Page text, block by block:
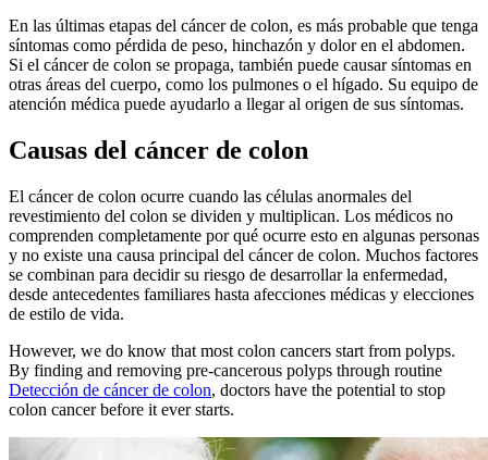
En las últimas etapas del cáncer de colon, es más probable que tenga
síntomas como pérdida de peso, hinchazón y dolor en el abdomen.
Si el cáncer de colon se propaga, también puede causar síntomas en
otras áreas del cuerpo, como los pulmones o el hígado. Su equipo de
atención médica puede ayudarlo a llegar al origen de sus síntomas.
Causas del cáncer de colon
El cáncer de colon ocurre cuando las células anormales del
revestimiento del colon se dividen y multiplican. Los médicos no
comprenden completamente por qué ocurre esto en algunas personas
y no existe una causa principal del cáncer de colon. Muchos factores
se combinan para decidir su riesgo de desarrollar la enfermedad,
desde antecedentes familiares hasta afecciones médicas y elecciones
de estilo de vida.
However, we do know that most colon cancers start from polyps.
By finding and removing pre-cancerous polyps through routine
Detección de cáncer de colon, doctors have the potential to stop
colon cancer before it ever starts.